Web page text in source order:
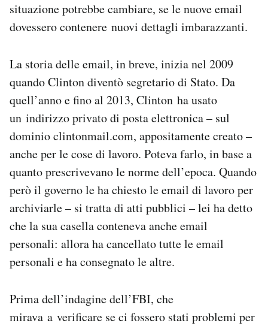
situazione potrebbe cambiare, se le nuove email
dovessero contenere nuovi dettagli imbarazzanti.
La storia delle email, in breve, inizia nel 2009
quando Clinton diventò segretario di Stato. Da
quell’anno e fino al 2013, Clinton ha usato
un indirizzo privato di posta elettronica – sul
dominio clintonmail.com, appositamente creato –
anche per le cose di lavoro. Poteva farlo, in base a
quanto prescrivevano le norme dell’epoca. Quando
però il governo le ha chiesto le email di lavoro per
archiviarle – si tratta di atti pubblici – lei ha detto
che la sua casella conteneva anche email
personali: allora ha cancellato tutte le email
personali e ha consegnato le altre.
Prima dell’indagine dell’FBI, che
mirava a verificare se ci fossero stati problemi per